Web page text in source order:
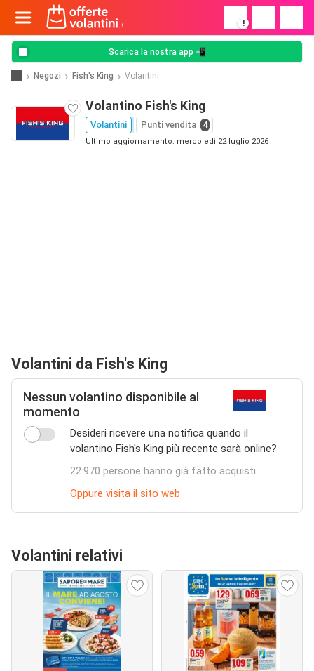
!
Scarica la nostra app 📲
Negozi Fish's King Volantini
Volantino Fish's King
Volantini Punti vendita 4
Ultimo aggiornamento: mercoledì 22 luglio 2026
Volantini da Fish's King
Nessun volantino disponibile al
momento
Desideri ricevere una notifica quando il
volantino Fish's King più recente sarà online?
22.970 persone hanno già fatto acquisti
Oppure visita il sito web
Volantini relativi